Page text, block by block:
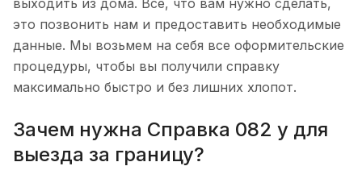
выходить из дома. Все, что вам нужно сделать,
это позвонить нам и предоставить необходимые
данные. Мы возьмем на себя все оформительские
процедуры, чтобы вы получили справку
максимально быстро и без лишних хлопот.
Зачем нужна Справка 082 у для
выезда за границу?